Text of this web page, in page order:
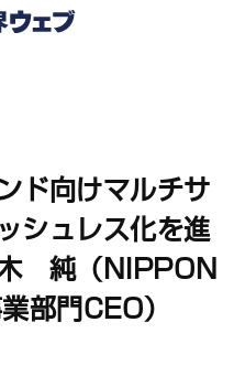
ド向けマルチサ
シュレス化を進
純（NIPPON
部門CEO）